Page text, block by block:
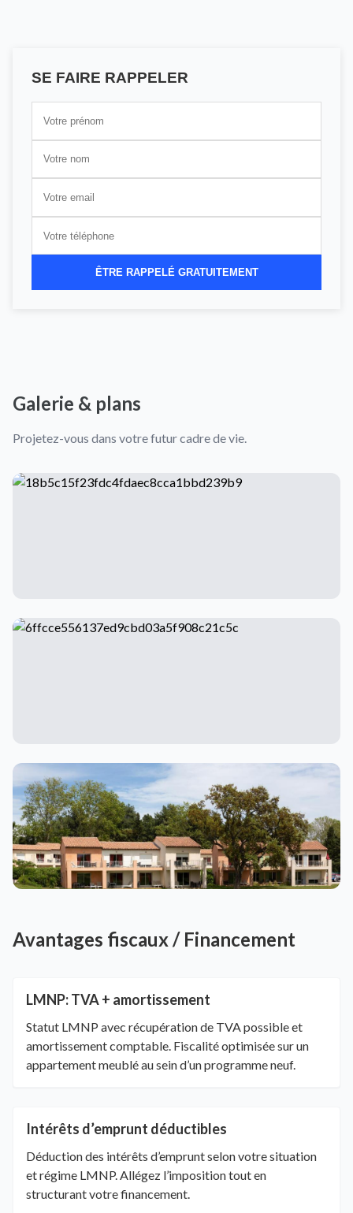
SE FAIRE RAPPELER
ÊTRE RAPPELÉ GRATUITEMENT
Galerie & plans
Projetez-vous dans votre futur cadre de vie.
Avantages fiscaux / Financement
LMNP: TVA + amortissement
Statut LMNP avec récupération de TVA possible et
amortissement comptable. Fiscalité optimisée sur un
appartement meublé au sein d’un programme neuf.
Intérêts d’emprunt déductibles
Déduction des intérêts d’emprunt selon votre situation
et régime LMNP. Allégez l’imposition tout en
structurant votre financement.